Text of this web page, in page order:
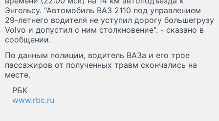
Энгельсу. "Автомобиль ВАЗ 2110 под управлением
29-летнего водителя не уступил дорогу большегрузу
Volvo и допустил с ним столкновение". - сказано в
сообщении.
По данным полиции, водитель ВАЗа и его трое
пассажиров от полученных травм скончались на
месте.
РБК
www.rbc.ru